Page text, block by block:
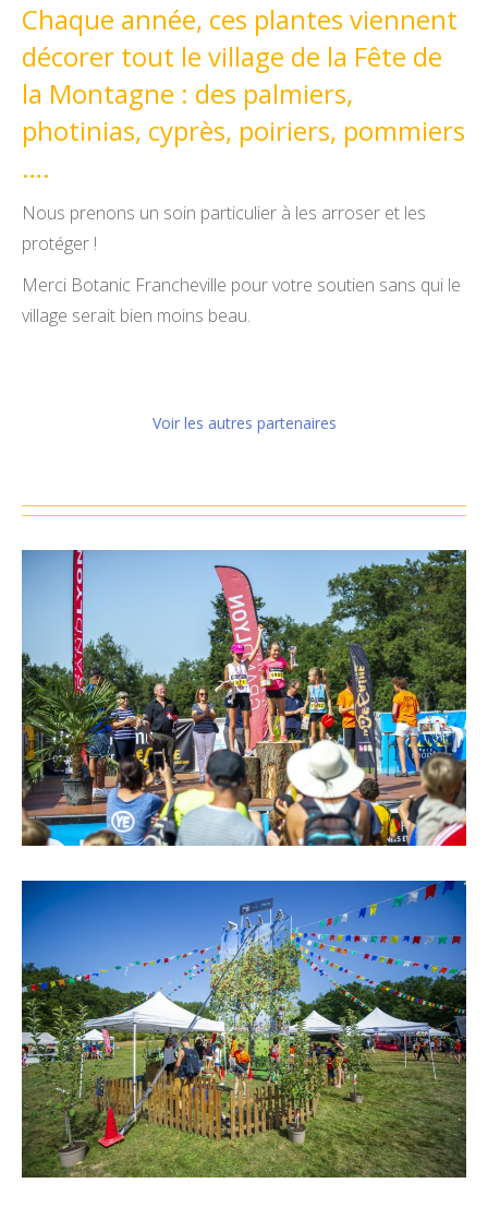
Chaque année, ces plantes viennent
décorer tout le village de la Fête de
la Montagne : des palmiers,
photinias, cyprès, poiriers, pommiers
….
Nous prenons un soin particulier à les arroser et les
protéger !
Merci Botanic Francheville pour votre soutien sans qui le
village serait bien moins beau.
Voir les autres partenaires